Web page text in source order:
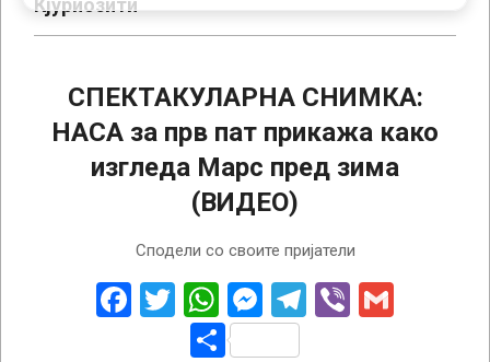
Кјуриозити
СПЕКТАКУЛАРНА СНИМКА:
НАСА за прв пат прикажа како
изгледа Марс пред зима
(ВИДЕО)
Сподели со своите пријатели
Facebook
Twitter
WhatsApp
Messenger
Telegram
Viber
Share